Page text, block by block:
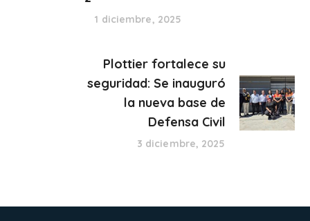
1 diciembre, 2025
Plottier fortalece su
seguridad: Se inauguró
la nueva base de
Defensa Civil
3 diciembre, 2025